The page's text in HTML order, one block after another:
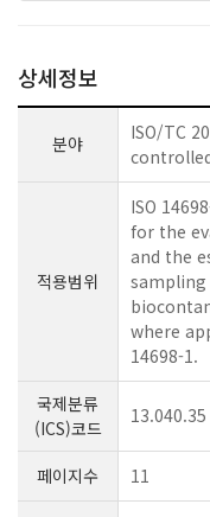
상세정보
분야
ISO/TC
적용범위
ISO
for the
and the
where
14698-1.
국제분류
(ICS)코드
13.040.35
페이지수 11